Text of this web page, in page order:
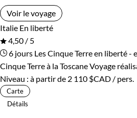
de continuer à randonner entre les
locaux proposent des plats
réchauffer après une journée à
Les lieux incontournables dans les
- Riomaggiore : Ce village
par ses maisons colorées et
Voir le voyage
Italie En liberté
4,50 / 5
6 jours Les Cinque Terre en liberté -
Cinque Terre à la ToscaneVoyage
Niveau : à partir de 2 110 $CAD / pers.
Carte
Détails